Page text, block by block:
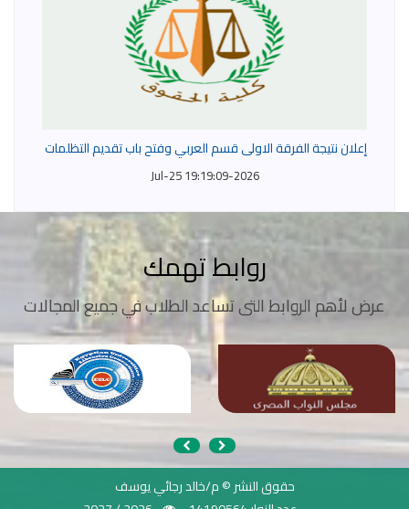
إعلان نتيجة الفرقة الاولى قسم العربي وفتح باب تقديم التظلمات
2026-Jul-25 19:19:09
روابط تهمك
عرض لأهم الروابط التى تساعد الطلاب في جميع المجالات
حقوق النشر © م/خالد رجائي يوسف